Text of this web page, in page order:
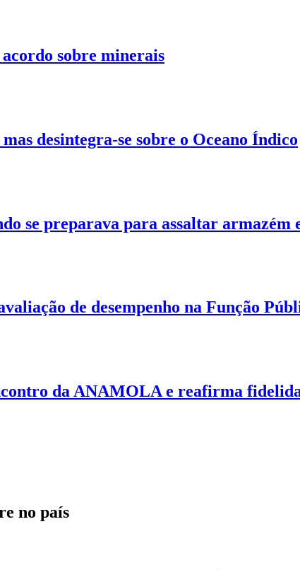
sobre minerais
desintegra-se sobre o Oceano Índico
se preparava para assaltar armazém
de desempenho na Função
da ANAMOLA e reafirma
no país